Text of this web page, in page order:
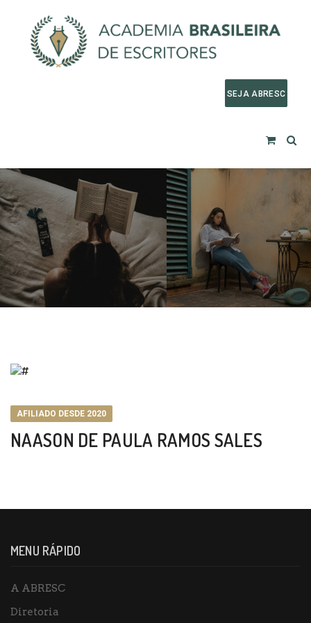
SEJA ABRESC
AFILIADO DESDE 2020
NAASON DE PAULA RAMOS SALES
MENU RÁPIDO
A ABRESC
Diretoria